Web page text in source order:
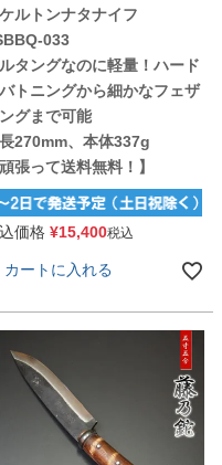
ルトンナタナイフ
033
タングなのに軽量！ハード
トニングから細かなフェザ
グまで可能
270mm、本体337g
頑張って送料無料！】
価格 ¥15,400税込
カートに入れる